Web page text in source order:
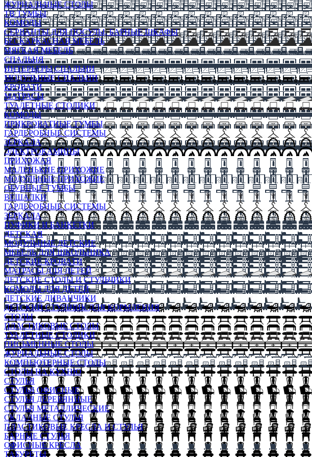
ЖУРНАЛЬНЫЕ СТОЛЫ
ТВ ТУМБЫ
КОМОДЫ
СЕРВАНТЫ ДЛЯ ПОСУДЫ, БАРНЫЕ ШКАФЫ
БЕСКАРКАСНАЯ МЕБЕЛЬ
МЯГКАЯ МЕБЕЛЬ
СПАЛЬНЯ
ИНТЕРЬЕРЫ СПАЛЬНИ
МОДУЛЬНЫЕ СПАЛЬНИ
КРОВАТИ
МАТРАСЫ
ТУАЛЕТНЫЕ СТОЛИКИ
КОМОДЫ
ПРИКРОВАТНЫЕ ТУМБЫ
ГАРДЕРОБНЫЕ СИСТЕМЫ
ЗЕРКАЛА
ЭЛЕКТРОКАМИНЫ
ПРИХОЖАЯ
МАЛЕНЬКИЕ ПРИХОЖИЕ
МОДУЛЬНЫЕ ПРИХОЖИЕ
ОБУВНЫЕ ТУМБЫ
ВЕШАЛКИ
ГАРДЕРОБНЫЕ СИСТЕМЫ
ЗЕРКАЛА
ПУФИКИ И БАНКЕТКИ
ДЕТСКАЯ
МОДУЛЬНЫЕ ДЕТСКИЕ
МЕБЕЛЬ ДЛЯ ШКОЛЬНИКА
ДЕТСКИЕ КРОВАТИ
МАТРАСЫ ДЛЯ ДЕТЕЙ
ДЕТСКИЕ СТОЛЫ И СТУЛЬЧИКИ
КОМОДЫ ДЛЯ ДЕТЕЙ
ДЕТСКИЕ ДИВАНЧИКИ
ДЕТСКИЙ СТУЛЬЧИК ДЛЯ КОРМЛЕНИЯ
СТОЛЫ
ПЛАСТИКОВЫЕ СТОЛЫ
ТУАЛЕТНЫЕ СТОЛИКИ
ПИСЬМЕННЫЕ СТОЛЫ
ЖУРНАЛЬНЫЕ СТОЛЫ
КОМПЬЮТЕРНЫЕ СТОЛЫ
СТОЛЫ НА КУХНЮ
СТУЛЬЯ
СТУЛЬЯ ОФИСНЫЕ
СТУЛЬЯ ДЕРЕВЯННЫЕ
СТУЛЬЯ МЕТАЛЛИЧЕСКИЕ
СКЛАДНЫЕ СТУЛЬЯ
ПЛАСТИКОВЫЕ КРЕСЛА И СТУЛЬЯ
БАРНЫЕ СТУЛЬЯ
ОФИСНЫЕ КРЕСЛА
ТАБУРЕТЫ